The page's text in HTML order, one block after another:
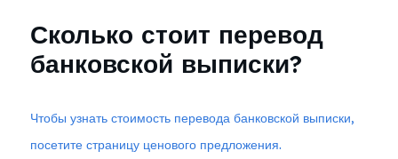
Сколько стоит перевод
банковской выписки?
Чтобы узнать стоимость перевода банковской выписки,
посетите страницу ценового предложения.